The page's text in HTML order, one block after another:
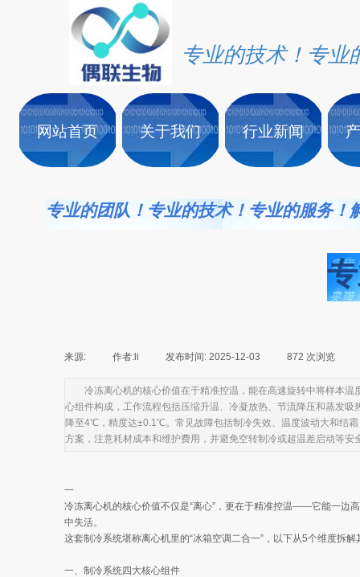
专业的技术！专业
网站首页 关于我们 行业新闻
专业的团队！专业的技术！专业的服务
来源: 作者: li 发布时间: 2025-12-03 872 次浏览
冷冻离心机的核心价值在于精准控温，能在高速旋转中将样本
心组件构成，工作流程包括压缩升温、冷凝放热、节流降压和蒸发
降至4℃，精度达±0.1℃。常见故障包括制冷失效、温度波动大和结
方案，注意耗材成本和维护费用，并避免空转制冷或超温差启动等
一
冷冻离心机的核心价值不仅是“离心”，更在于精准控温——它能一边
中失活。
这套制冷系统堪称离心机里的“冰箱空调二合一”，以下从5个维度拆
一、制冷系统四大核心组件